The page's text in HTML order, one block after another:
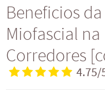
Beneficios
Miofascial
Corredores
4.75/